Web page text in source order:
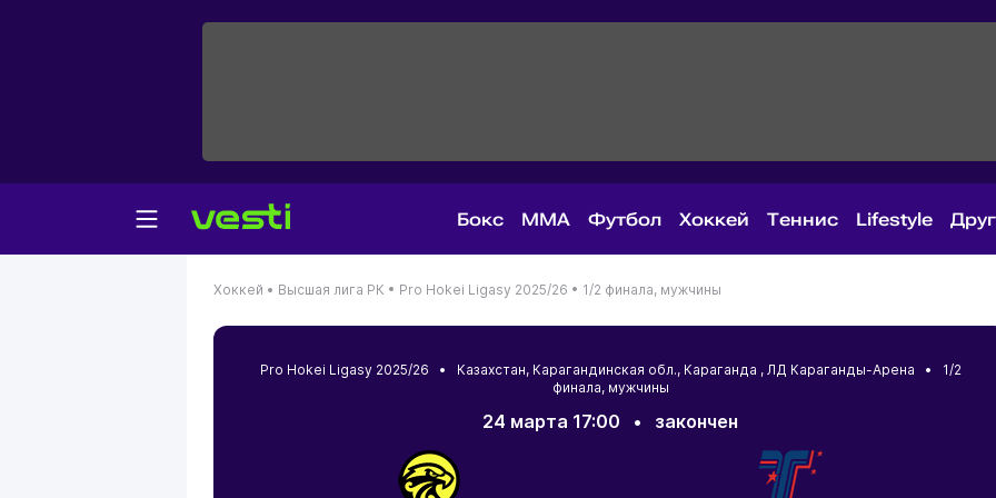
Бокс MMA Футбол Хоккей Теннис Lifestyle
Хоккей • Высшая лига РК • Pro Hokei Ligasy 2025/26 • 1/2 финала, мужчины
Pro Hokei Ligasy 2025/26 • Казахстан, Карагандинская обл., Караганда , ЛД Караганды-Арена • 1/2
финала, мужчины
24 марта 17:00 • закончен